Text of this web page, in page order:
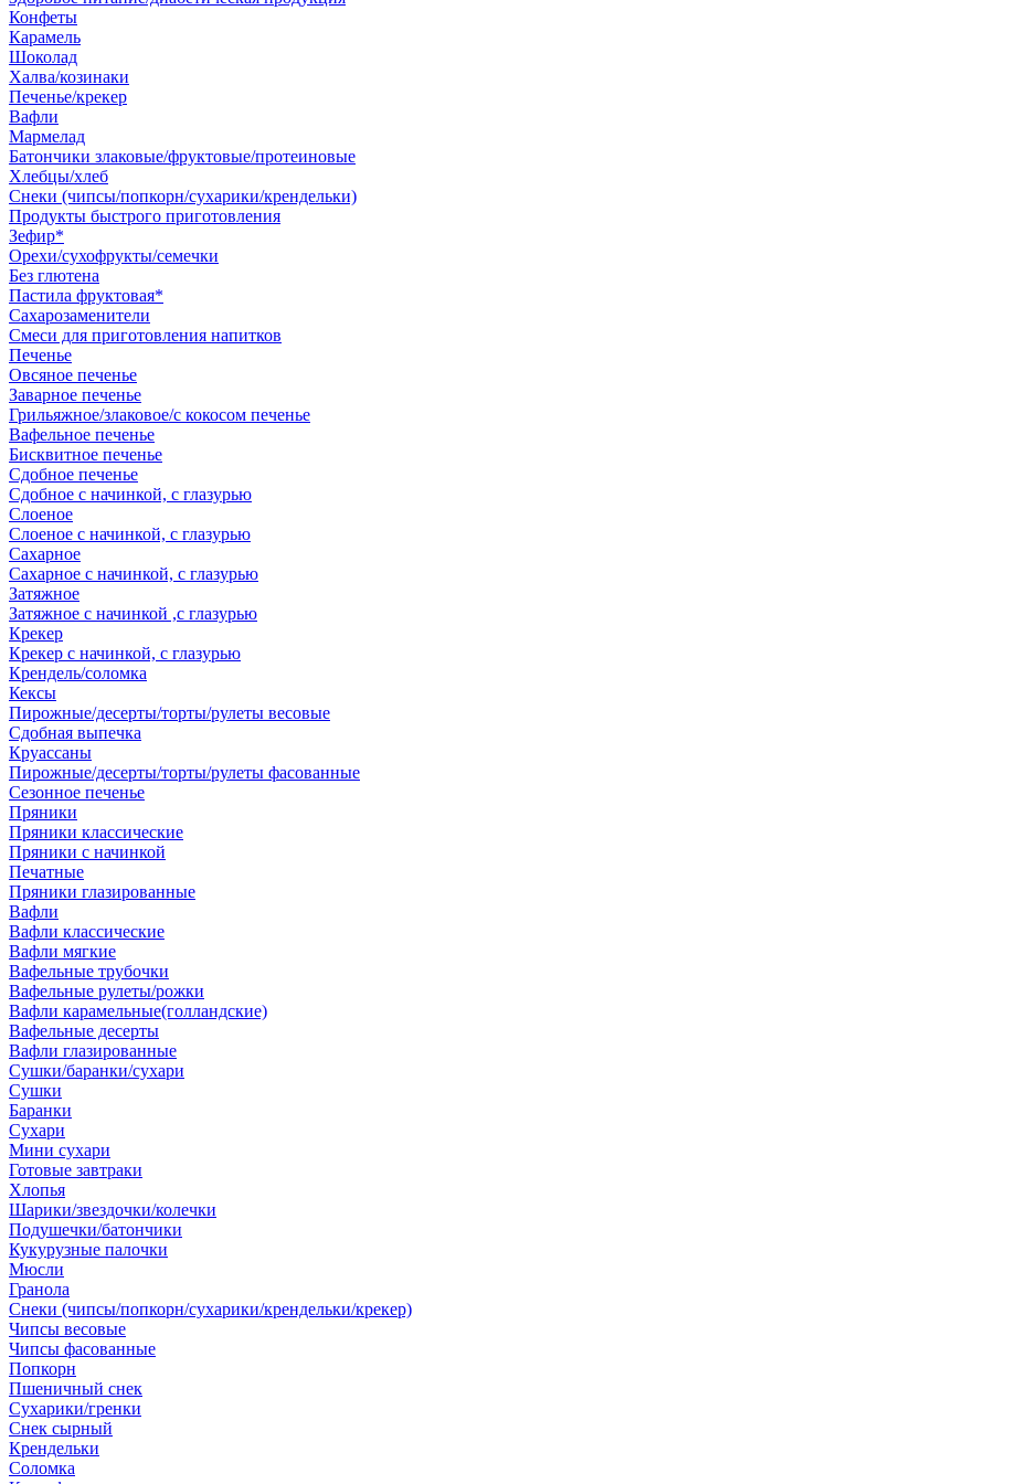
Конфеты
Карамель
Шоколад
Халва/козинаки
Печенье/крекер
Вафли
Мармелад
Батончики злаковые/фруктовые/протеиновые
Хлебцы/хлеб
Снеки (чипсы/попкорн/сухарики/крендельки)
Продукты быстрого приготовления
Зефир*
Орехи/сухофрукты/семечки
Без глютена
Пастила фруктовая*
Сахарозаменители
Смеси для приготовления напитков
Печенье
Овсяное печенье
Заварное печенье
Грильяжное/злаковое/с кокосом печенье
Вафельное печенье
Бисквитное печенье
Сдобное печенье
Сдобное с начинкой, с глазурью
Слоеное
Слоеное с начинкой, с глазурью
Сахарное
Сахарное с начинкой, с глазурью
Затяжное
Затяжное с начинкой ,с глазурью
Крекер
Крекер с начинкой, с глазурью
Крендель/соломка
Кексы
Пирожные/десерты/торты/рулеты весовые
Сдобная выпечка
Круассаны
Пирожные/десерты/торты/рулеты фасованные
Сезонное печенье
Пряники
Пряники классические
Пряники с начинкой
Печатные
Пряники глазированные
Вафли
Вафли классические
Вафли мягкие
Вафельные трубочки
Вафельные рулеты/рожки
Вафли карамельные(голландские)
Вафельные десерты
Вафли глазированные
Сушки/баранки/сухари
Сушки
Баранки
Сухари
Мини сухари
Готовые завтраки
Хлопья
Шарики/звездочки/колечки
Подушечки/батончики
Кукурузные палочки
Мюсли
Гранола
Снеки (чипсы/попкорн/сухарики/крендельки/крекер)
Чипсы весовые
Чипсы фасованные
Попкорн
Пшеничный снек
Сухарики/гренки
Снек сырный
Крендельки
Соломка